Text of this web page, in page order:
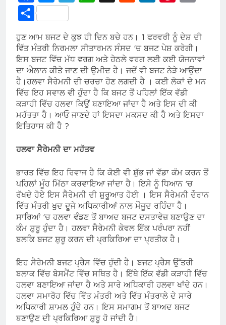
Share
ਹੁਣ ਆਮ ਬਜਟ ਦੇ ਕੁਝ ਹੀ ਦਿਨ ਬਚੇ ਹਨ। 1 ਫਰਵਰੀ ਨੂੰ ਦੇਸ਼ ਦੀ
ਵਿੱਤ ਮੰਤਰੀ ਨਿਰਮਲਾ ਸੀਤਾਰਮਨ ਸੰਸਦ ‘ਚ ਬਜਟ ਪੇਸ਼ ਕਰੇਗੀ।
ਇਸ ਬਜਟ ਵਿੱਚ ਮੱਧ ਵਰਗ ਅਤੇ ਹੇਠਲੇ ਵਰਗ ਲਈ ਕਈ ਯੋਜਨਾਵਾਂ
ਦਾ ਐਲਾਨ ਕੀਤੇ ਜਾਣ ਦੀ ਉਮੀਦ ਹੈ। ਜਦੋਂ ਵੀ ਬਜਟ ਨੇੜੇ ਆਉਂਦਾ
ਹੈ।ਹਲਵਾ ਸੈਰੇਮਨੀ ਦੀ ਚਰਚਾ ਹੋਣ ਲਗਦੀ ਹੈ । ਕਈ ਲੋਕਾਂ ਦੇ ਮਨ
ਵਿੱਚ ਇਹ ਸਵਾਲ ਵੀ ਹੁੰਦਾ ਹੈ ਕਿ ਬਜਟ ਤੋਂ ਪਹਿਲਾਂ ਇੱਕ ਵੱਡੀ
ਕੜਾਹੀ ਵਿੱਚ ਹਲਵਾ ਕਿਉਂ ਬਣਾਇਆ ਜਾਂਦਾ ਹੈ ਅਤੇ ਇਸ ਦੀ ਕੀ
ਮਹੱਤਤਾ ਹੈ। ਆਓ ਜਾਣਦੇ ਹਾਂ ਇਸਦਾ ਮਕਸਦ ਕੀ ਹੈ ਅਤੇ ਇਸਦਾ
ਇਤਿਹਾਸ ਕੀ ਹੈ ?
ਹਲਵਾ ਸੈਰੇਮਨੀ ਦਾ ਮਹੱਤਵ
ਭਾਰਤ ਵਿੱਚ ਇਹ ਰਿਵਾਜ ਹੈ ਕਿ ਕੋਈ ਵੀ ਸ਼ੁੱਭ ਜਾਂ ਵੱਡਾ ਕੰਮ ਕਰਨ ਤੋਂ
ਪਹਿਲਾਂ ਮੂੰਹ ਮਿੱਠਾ ਕਰਵਾਇਆ ਜਾਂਦਾ ਹੈ। ਇਸੇ ਨੂੰ ਧਿਆਨ ‘ਚ
ਰੱਖਦੇ ਹੋਏ ਇਸ ਸੈਰੇਮਨੀ ਦੀ ਸ਼ੁਰੂਆਤ ਹੋਈ । ਇਸ ਸੈਰੇਮਨੀ ਦੌਰਾਨ
ਵਿੱਤ ਮੰਤਰੀ ਖੁਦ ਦੂਜੇ ਅਧਿਕਾਰੀਆਂ ਨਾਲ ਮੌਜੂਦ ਰਹਿੰਦਾ ਹੈ।
ਸਾਰਿਆਂ ‘ਚ ਹਲਵਾ ਵੰਡਣ ਤੋਂ ਬਾਅਦ ਬਜਟ ਦਸਤਾਵੇਜ਼ ਬਣਾਉਣ ਦਾ
ਕੰਮ ਸ਼ੁਰੂ ਹੁੰਦਾ ਹੈ। ਹਲਵਾ ਸੈਰੇਮਨੀ ਕੇਵਲ ਇੱਕ ਪਰੰਪਰਾ ਨਹੀਂ
ਬਲਕਿ ਬਜਟ ਸ਼ੁਰੂ ਕਰਨ ਦੀ ਪ੍ਰਕਿਰਿਆ ਦਾ ਪ੍ਰਤੀਕ ਹੈ।
ਇਹ ਸੈਰੇਮਨੀ ਬਜਟ ਪ੍ਰੈਸ ਵਿੱਚ ਹੁੰਦੀ ਹੈ। ਬਜਟ ਪ੍ਰੈਸ ਉੱਤਰੀ
ਬਲਾਕ ਵਿੱਚ ਬੇਸਮੈਂਟ ਵਿੱਚ ਸਥਿਤ ਹੈ। ਇੱਥੇ ਇੱਕ ਵੱਡੀ ਕੜਾਹੀ ਵਿੱਚ
ਹਲਵਾ ਬਣਾਇਆ ਜਾਂਦਾ ਹੈ ਅਤੇ ਸਾਰੇ ਅਧਿਕਾਰੀ ਹਲਵਾ ਖਾਂਦੇ ਹਨ।
ਹਲਵਾ ਸਮਾਰੋਹ ਵਿੱਚ ਵਿੱਤ ਮੰਤਰੀ ਅਤੇ ਵਿੱਤ ਮੰਤਰਾਲੇ ਦੇ ਸਾਰੇ
ਅਧਿਕਾਰੀ ਸ਼ਾਮਲ ਹੁੰਦੇ ਹਨ। ਇਸ ਸਮਾਗਮ ਤੋਂ ਬਾਅਦ ਬਜਟ
ਬਣਾਉਣ ਦੀ ਪ੍ਰਕਿਰਿਆ ਸ਼ੁਰੂ ਹੋ ਜਾਂਦੀ ਹੈ।